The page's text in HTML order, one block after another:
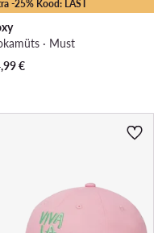
-25% Kood: LAST
· Must
€